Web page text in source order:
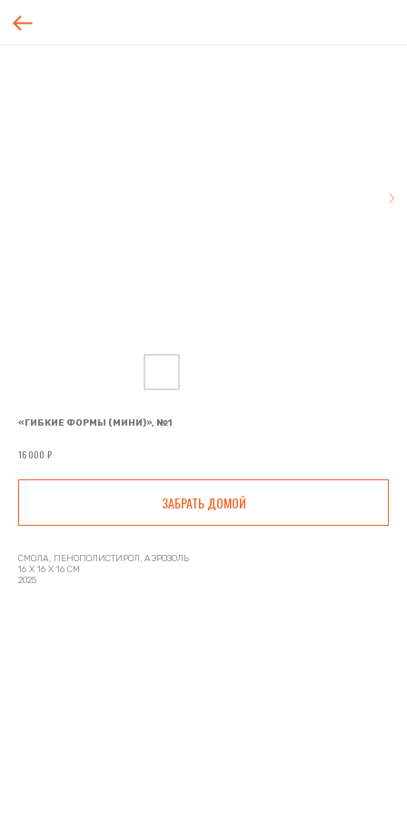
«ГИБКИЕ ФОРМЫ (МИНИ)», №1
16 000 ₽
ЗАБРАТЬ ДОМОЙ
СМОЛА, ПЕНОПОЛИСТИРОЛ, АЭРОЗОЛЬ
16 Х 16 Х 16 СМ
2025